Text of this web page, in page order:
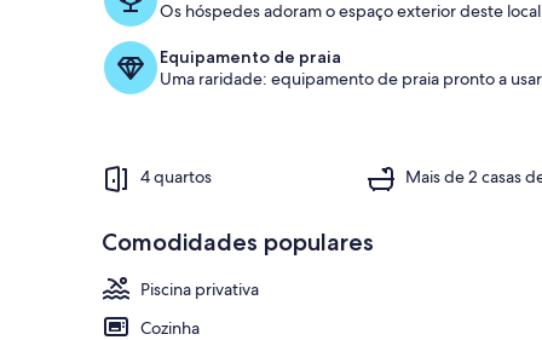
Os hóspedes adoram o espaço exterior deste
Equipamento de praia
Uma raridade: equipamento de praia pronto a
4 quartos Mais de 2 casas
Comodidades populares
Piscina privativa
Cozinha